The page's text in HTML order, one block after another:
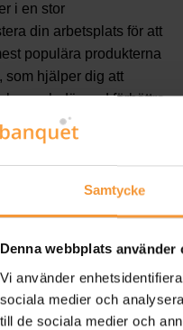
Samtycke
Denna webbplats använder
Vi använder
sociala medier och
till de sociala medier och
i en stor
din arbetsplats för att
populära produkterna
som hjälper dig att
och därmed förbättra
behövt flytta om möbler
fällbara bord och
att bära, robusta och
Med ett brett utbud av
något som passar
kunna förvandla en